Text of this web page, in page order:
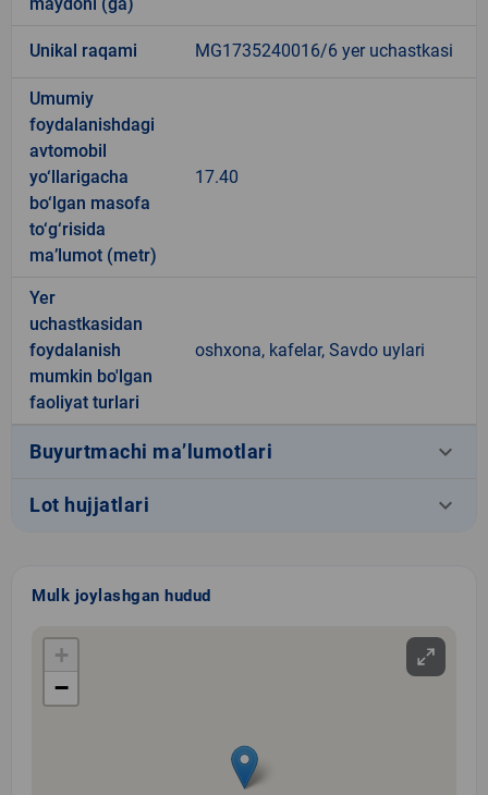
Unikal raqami MG1735240016/6 yer uchastkasi
Umumiy
foydalanishdagi
avtomobil
yo‘llarigacha
bo‘lgan masofa
to‘g‘risida
ma’lumot (metr)
17.40
Yer
uchastkasidan
foydalanish
mumkin bo'lgan
faoliyat turlari
oshxona, kafelar, Savdo uylari
Buyurtmachi ma’lumotlari keyboard_arrow_down
Lot hujjatlari keyboard_arrow_down
Mulk joylashgan hudud
+
−